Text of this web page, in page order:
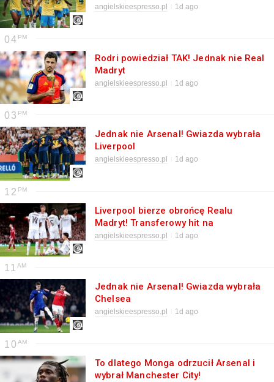
angielskieespresso.pl 1d ago
04
Rodri powiedział TAK! Jednak nie Real
Madryt
angielskieespresso.pl 1d ago
03
Jednak nie Arsenal! Gwiazda wybrała
Liverpool
angielskieespresso.pl 1d ago
12
Liverpool bierze obrońcę Realu
Madryt! Transferowy hit na
horyzoncie
angielskieespresso.pl 1d ago
11
Jednak nie Arsenal! Gwiazda wybrała
Chelsea
angielskieespresso.pl 1d ago
10
To dlatego Monga odrzucił Arsenal i
wybrał Manchester City!